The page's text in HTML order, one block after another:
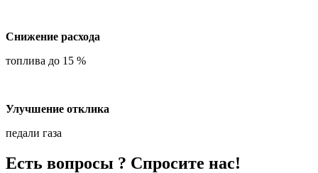
Снижение расхода
топлива до 15 %
Улучшение отклика
педали газа
Есть вопросы ? Спросите нас!